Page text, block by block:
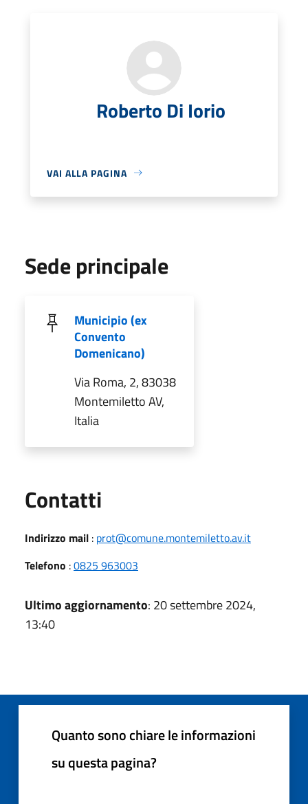
Roberto Di Iorio
VAI ALLA PAGINA
Sede principale
Municipio (ex
Convento
Domenicano)
Via Roma, 2, 83038
Montemiletto AV,
Italia
Contatti
Indirizzo mail : prot@comune.montemiletto.av.it
Telefono :0825 963003
Ultimo aggiornamento: 20 settembre 2024,
13:40
Quanto sono chiare le informazioni
su questa pagina?